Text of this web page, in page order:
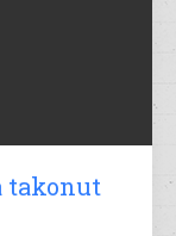
takonut